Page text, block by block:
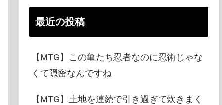
最近の投稿
【MTG】この亀たち忍者なのに忍術じゃな
くて隠密なんですね
【MTG】土地を連続で引き過ぎて炊きまく